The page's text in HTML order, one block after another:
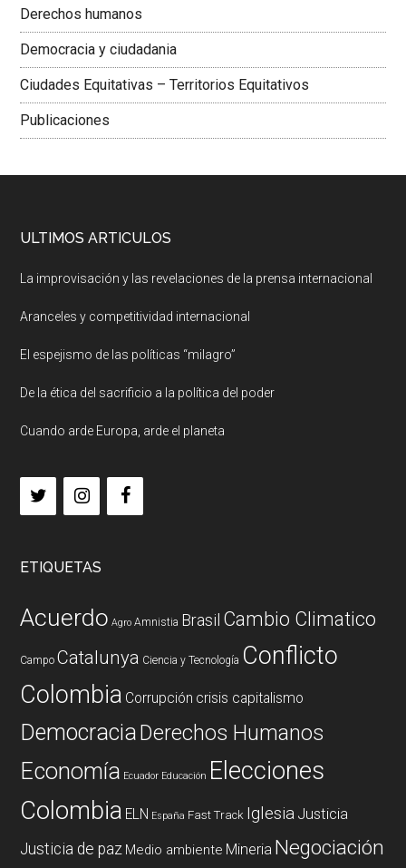
Derechos humanos
Democracia y ciudadania
Ciudades Equitativas – Territorios Equitativos
Publicaciones
ULTIMOS ARTICULOS
La improvisación y las revelaciones de la prensa internacional
Aranceles y competitividad internacional
El espejismo de las políticas “milagro”
De la ética del sacrificio a la política del poder
Cuando arde Europa, arde el planeta
ETIQUETAS
Acuerdo Agro Amnistia Brasil Cambio Climatico
Campo Catalunya Ciencia y Tecnología Conflicto
Colombia Corrupción crisis capitalismo
DemocraciaDerechos Humanos
Economía Ecuador Educación Elecciones
Colombia ELN España Fast Track Iglesia Justicia
Justicia de paz Medio ambiente Mineria Negociación